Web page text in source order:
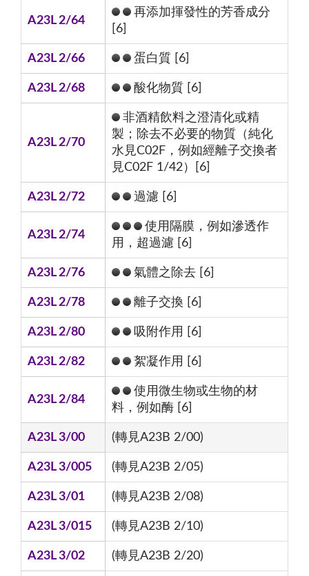
A23L 2/64
再添加揮發性的芳香成分
[6]
A23L 2/66 蛋白質 [6]
A23L 2/68 酸化物質 [6]
A23L 2/70
非酒精飲料之澄清化或精
製；除去不必要的物質（純化
水見C02F，例如經離子交換者
見C02F 1/42）[6]
A23L 2/72 過濾 [6]
A23L 2/74
使用隔膜，例如滲透作
用，超過濾 [6]
A23L 2/76 氣體之除去 [6]
A23L 2/78 離子交換 [6]
A23L 2/80 吸附作用 [6]
A23L 2/82 絮凝作用 [6]
A23L 2/84
使用微生物或生物的材
料，例如酶 [6]
A23L 3/00 (轉見A23B 2/00)
A23L 3/005 (轉見A23B 2/05)
A23L 3/01 (轉見A23B 2/08)
A23L 3/015 (轉見A23B 2/10)
A23L 3/02 (轉見A23B 2/20)